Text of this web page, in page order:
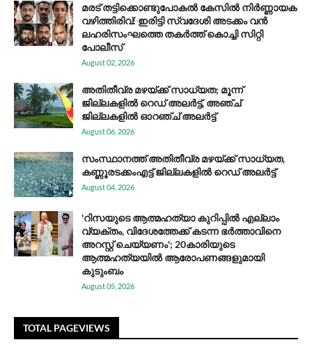
മരട് തട്ടിക്കൊണ്ടുപോകൽ കേസിൽ നിർണ്ണായക
വഴിത്തിരിവ്: ഇരിട്ടി സ്വദേശി അടക്കം വൻ
ലഹരിസംഘത്തെ തകർത്ത് കൊച്ചി സിറ്റി
പോലീസ്
August 02, 2026
അതിതീവ്ര മഴയ്ക്ക് സാധ്യത; മൂന്ന്
ജില്ലകളിൽ റെഡ് അലർട്ട്, അഞ്ച്
ജില്ലകളിൽ ഓറഞ്ച് അലർട്ട്
August 06, 2026
സം​സ്ഥാ​ന​ത്ത് അ​തി​തീ​വ്ര മ​ഴ​യ്ക്ക് സാ​ധ്യ​ത,
കണ്ണൂരടക്കംഎ​ട്ട് ജി​ല്ല​ക​ളി​ൽ റെ​ഡ് അ​ലർ​ട്ട്
August 04, 2026
'റിസയുടെ ആത്മഹത്യാ കുറിപ്പിൽ എല്ലാം
വ്യക്തം, വിദേശത്തേക്ക് കടന്ന ഭർത്താവിനെ
അറസ്റ്റ് ചെയ്യണം'; 20കാരിയുടെ
ആത്മഹത്യയിൽ ആരോപണങ്ങളുമായി
കുടുംബം
August 05, 2026
TOTAL PAGEVIEWS